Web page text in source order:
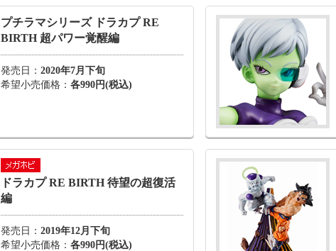
プチラマシリーズ ドラカプ RE
BIRTH 超パワー覚醒編
発売日： 2020年7月下旬
希望小売価格： 各990円(税込)
ドラカプ RE BIRTH 待望の超復活
編
発売日： 2019年12月下旬
希望小売価格： 各990円(税込)